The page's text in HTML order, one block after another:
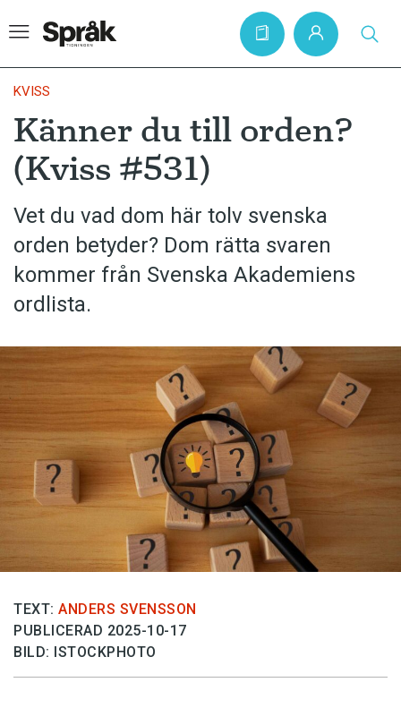
Hem
Artiklar
Krönikor
Språkfrågor
Skrivtips
Bokrecensioner
Kviss
Podden
Anmäl till språkpolisen
Föreslå nyord
Annonsera
Prenumerera
Läs Språktidningen digitalt
Press
KVISS
Känner du till orden?
(Kviss #531)
Vet du vad dom här tolv svenska
orden betyder? Dom rätta svaren
kommer från Svenska Akademiens
ordlista.
TEXT: ANDERS SVENSSON
PUBLICERAD 2025-10-17
BILD: ISTOCKPHOTO